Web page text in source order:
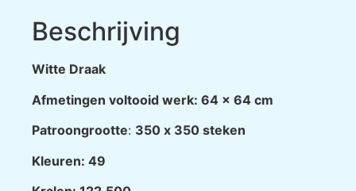
Beschrijving
Witte Draak
Afmetingen voltooid werk: 64 x 64 cm
Patroongrootte: 350 х 350 steken
Kleuren: 49